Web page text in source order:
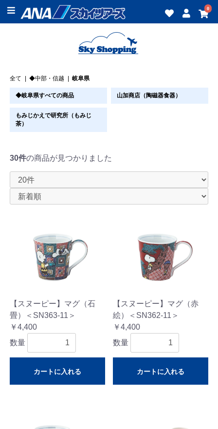
0
全て | ◆中部・信越 | 岐阜県
◆岐阜県すべての商品 山加商店（陶磁器食器）
もみじかえで研究所（もみじ
茶）
30件の商品が見つかりました
【スヌーピー】マグ（石
畳）＜SN363-11＞
￥4,400
数量
カートに入れる
【スヌーピー】マグ（赤
絵）＜SN362-11＞
￥4,400
数量
カートに入れる